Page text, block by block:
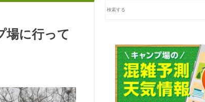
場に行って